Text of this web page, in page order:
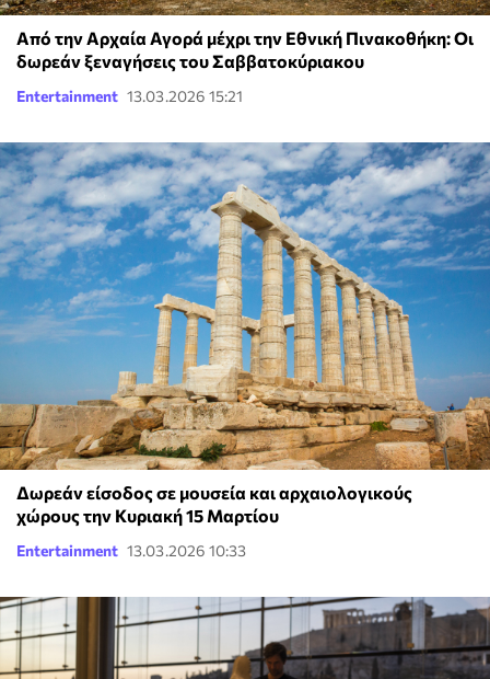
Από την Αρχαία Αγορά μέχρι την Εθνική Πινακοθήκη: Οι
δωρεάν ξεναγήσεις του Σαββατοκύριακου
Entertainment 13.03.2026 15:21
Δωρεάν είσοδος σε μουσεία και αρχαιολογικούς
χώρους την Κυριακή 15 Μαρτίου
Entertainment 13.03.2026 10:33